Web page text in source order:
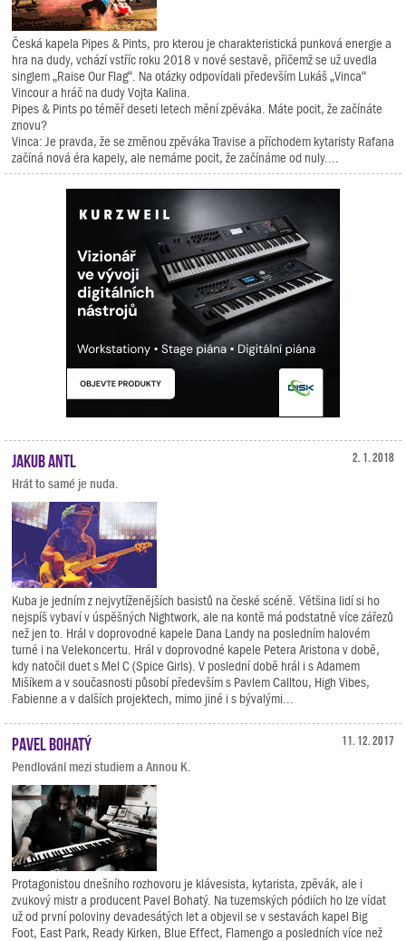
Česká kapela Pipes & Pints, pro kterou je charakteristická punková energie a
hra na dudy, vchází vstříc roku 2018 v nové sestavě, přičemž se už uvedla
singlem „Raise Our Flag“. Na otázky odpovídali především Lukáš „Vinca“
Vincour a hráč na dudy Vojta Kalina.
Pipes & Pints po téměř deseti letech mění zpěváka. Máte pocit, že začínáte
znovu?
Vinca: Je pravda, že se změnou zpěváka Travise a příchodem kytaristy Rafana
začíná nová éra kapely, ale nemáme pocit, že začínáme od nuly....
2. 1. 2018
Jakub Antl
Hrát to samé je nuda.
Kuba je jedním z nejvytíženějších basistů na české scéně. Většina lidí si ho
nejspíš vybaví v úspěšných Nightwork, ale na kontě má podstatně více zářezů
než jen to. Hrál v doprovodné kapele Dana Landy na posledním halovém
turné i na Velekoncertu. Hrál v doprovodné kapele Petera Aristona v době,
kdy natočil duet s Mel C (Spice Girls). V poslední době hrál i s Adamem
Mišíkem a v současnosti působí především s Pavlem Calltou, High Vibes,
Fabienne a v dalších projektech, mimo jiné i s bývalými...
11. 12. 2017
Pavel Bohatý
Pendlování mezi studiem a Annou K.
Protagonistou dnešního rozhovoru je klávesista, kytarista, zpěvák, ale i
zvukový mistr a producent Pavel Bohatý. Na tuzemských pódiích ho lze vídat
už od první poloviny devadesátých let a objevil se v sestavách kapel Big
Foot, East Park, Ready Kirken, Blue Effect, Flamengo a posledních více než